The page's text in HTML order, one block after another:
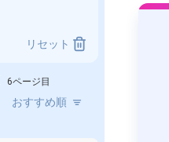
リセット
6ページ目